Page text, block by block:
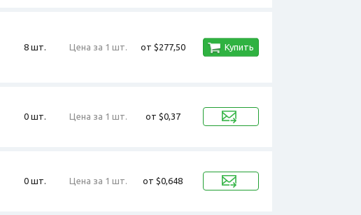
8 шт. Цена за 1 шт. от $277,50 Купить
0 шт. Цена за 1 шт. от $0,37
0 шт. Цена за 1 шт. от $0,648